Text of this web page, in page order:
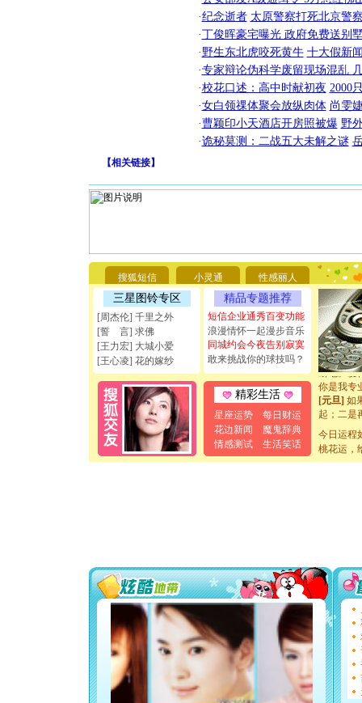
·纪念逝者 太原警察打死北京警
·丁俊晖豪宅曝光 政府免费送别
·野生东北虎咬死黄牛 十大假新
·专家辩论伪科学废留现场混乱
·校花口述：高中时献初夜 2000
·女白领祼体聚会放纵肉体 尚雯
·曹颖印小天酒店开房照被爆 野
·诡秘莫测：二战五大未解之谜
【相关链接】
搜狐短信 小灵通 性感丽人
三星图铃专区
[周杰伦] 千里之外
[誓 言] 求佛
[王力宏] 大城小爱
[王心凌] 花的嫁纱
精品专题推荐
短信企业通秀百变功能
浪漫情怀一起漫步音乐
同城约会今夜告别寂寞
敢来挑战你的球技吗？
精彩生活
星座运势
每日财运
花边新闻
魔鬼辞典
情感测试
生活笑话
你太多，
要平安！
[圣诞节]
能正大光
天都要快
[圣诞节]
如意,快
[元旦]看
断电。爱
你是我专
[元旦]如
起；二是
离。水晶
[元旦]当
泣，这痛
卖了。水
你太多，
要平安
[圣诞节]
能正大
天都要快
[圣诞节]
如意,快
[元旦]
看
断电。
你是我
今日运程
桃花运，